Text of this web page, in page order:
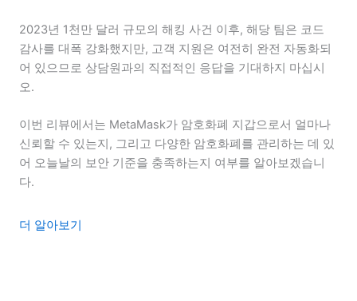
2023년 1천만 달러 규모의 해킹 사건 이후, 해당 팀은 코드
감사를 대폭 강화했지만, 고객 지원은 여전히 ​​완전 자동화되
어 있으므로 상담원과의 직접적인 응답을 기대하지 마십시
오.
이번 리뷰에서는 MetaMask가 암호화폐 지갑으로서 얼마나
신뢰할 수 있는지, 그리고 다양한 암호화폐를 관리하는 데 있
어 오늘날의 보안 기준을 충족하는지 여부를 알아보겠습니
다.
더 알아보기